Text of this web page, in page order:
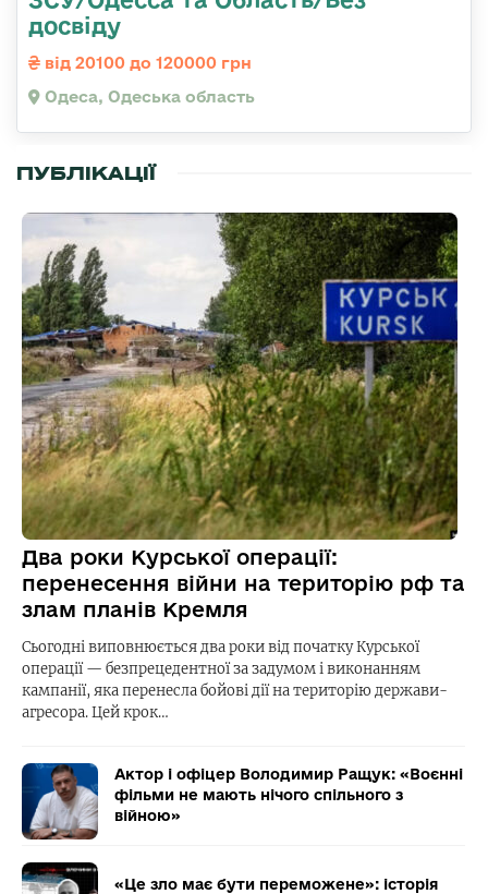
досвіду
від 20100 до 120000 грн
Одеса, Одеська область
ПУБЛІКАЦІЇ
Два роки Курської операції:
перенесення війни на територію рф та
злам планів Кремля
Сьогодні виповнюється два роки від початку Курської
операції — безпрецедентної за задумом і виконанням
кампанії, яка перенесла бойові дії на територію держави-
агресора. Цей крок…
Актор і офіцер Володимир Ращук: «Воєнні
фільми не мають нічого спільного з
війною»
«Це зло має бути переможене»: історія